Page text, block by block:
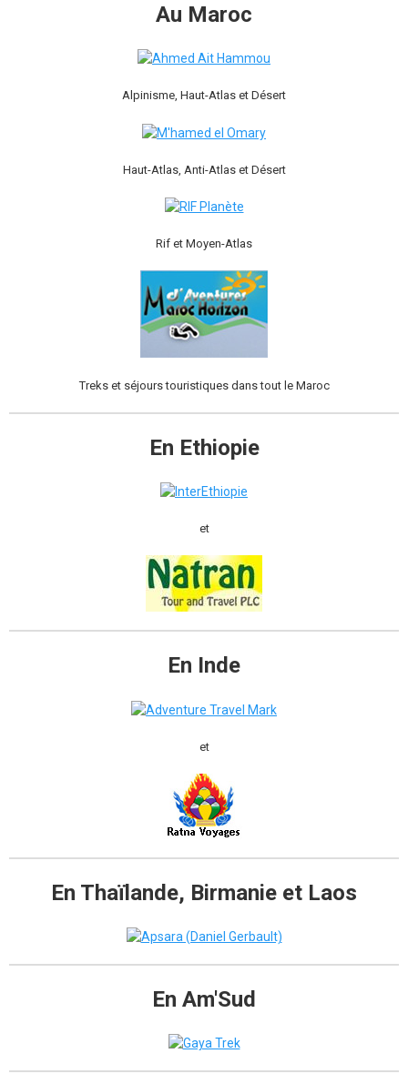
Au Maroc
Alpinisme, Haut-Atlas et Désert
Haut-Atlas, Anti-Atlas et Désert
Rif et Moyen-Atlas
Treks et séjours touristiques dans tout le Maroc
En Ethiopie
et
En Inde
et
En Thaïlande, Birmanie et Laos
En Am'Sud